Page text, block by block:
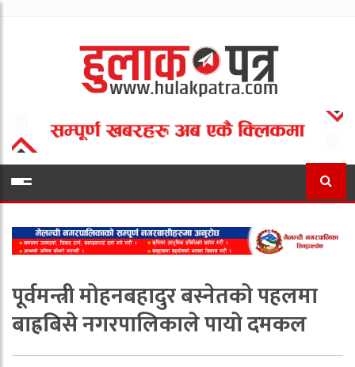
पूर्वमन्त्री मोहनबहादुर बस्नेतको पहलमा
बाह्रबिसे नगरपालिकाले पायो दमकल